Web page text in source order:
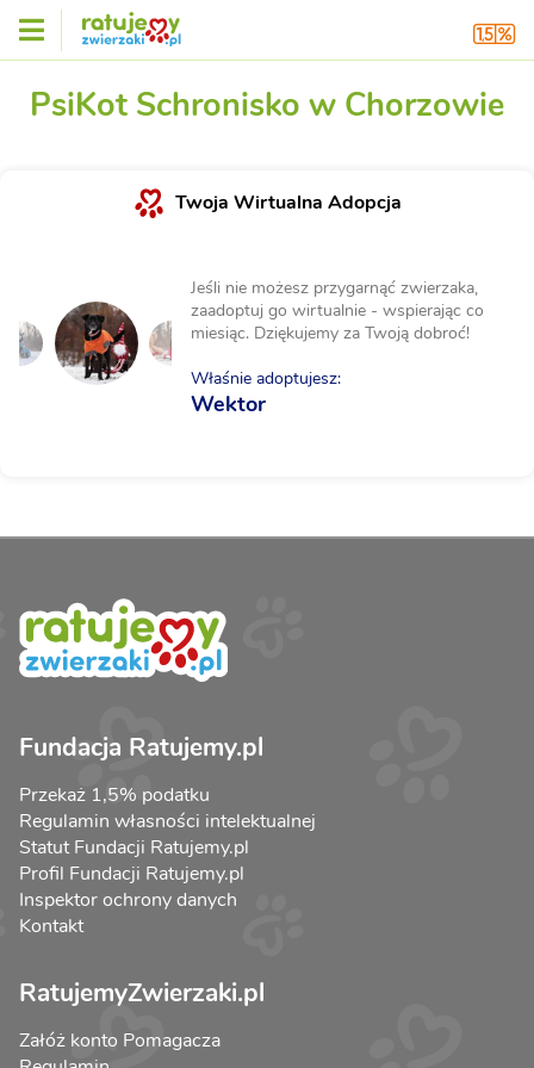
PsiKot Schronisko w Chorzowie
Twoja Wirtualna Adopcja
Jeśli nie możesz przygarnąć zwierzaka,
zaadoptuj go wirtualnie - wspierając co
miesiąc. Dziękujemy za Twoją dobroć!
Właśnie adoptujesz:
Wektor
Fundacja Ratujemy.pl
Przekaż 1,5% podatku
Regulamin własności intelektualnej
Statut Fundacji Ratujemy.pl
Profil Fundacji Ratujemy.pl
Inspektor ochrony danych
Kontakt
RatujemyZwierzaki.pl
Załóż konto Pomagacza